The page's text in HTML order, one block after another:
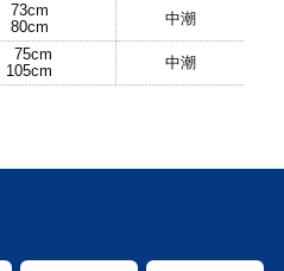
73cm
80cm
中潮
75cm
105cm
中潮